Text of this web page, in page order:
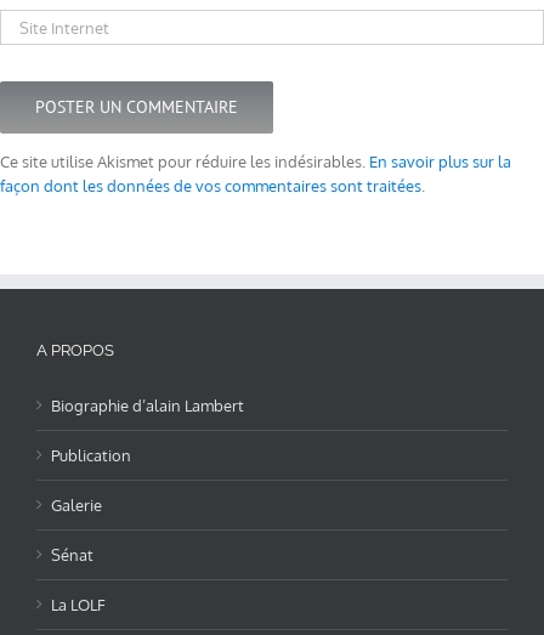
Ce site utilise Akismet pour réduire les indésirables. En savoir plus sur la
façon dont les données de vos commentaires sont traitées.
A PROPOS
Biographie d’alain Lambert
Publication
Galerie
Sénat
La LOLF